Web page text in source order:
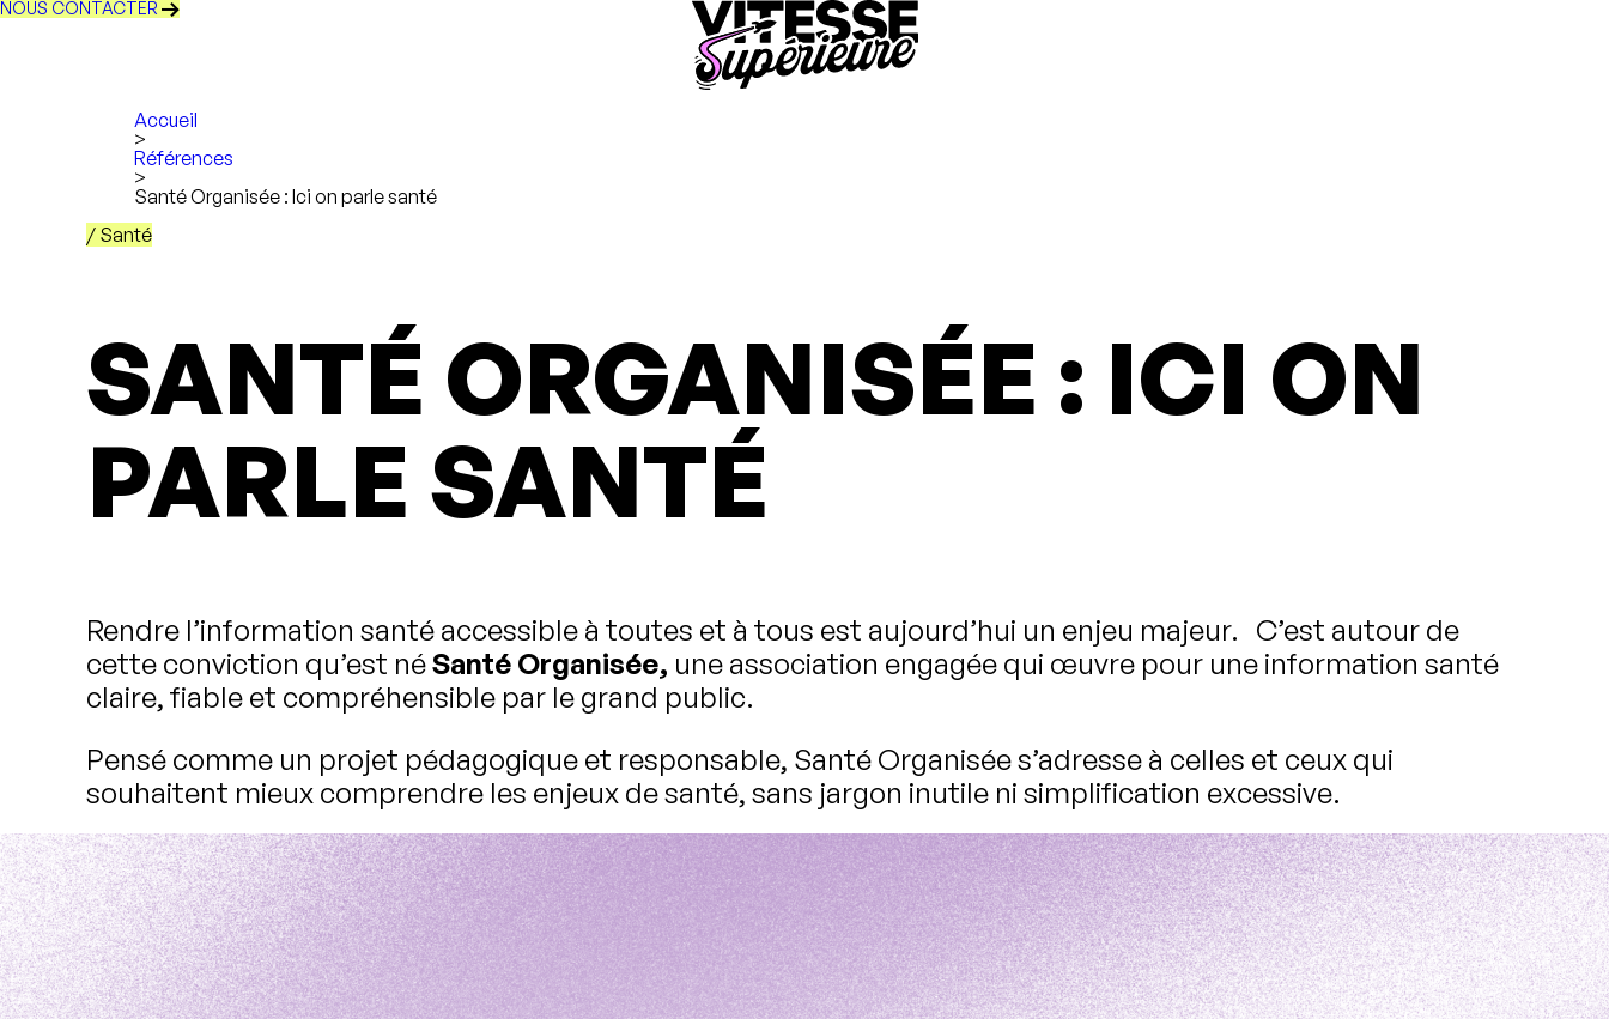
NOUS CONTACTER
Accueil
>
Références
>
Santé Organisée : Ici on parle santé
/ Santé
SANTÉ ORGANISÉE : ICI ON
PARLE SANTÉ
Rendre l’information santé accessible à toutes et à tous est aujourd’hui un enjeu majeur. C’est autour de
cette conviction qu’est néSanté Organisée, une association engagée qui œuvre pour une information santé
claire, fiable et compréhensible par le grand public.
Pensé comme un projet pédagogique et responsable, Santé Organisée s’adresse à celles et ceux qui
souhaitent mieux comprendre les enjeux de santé, sans jargon inutile ni simplification excessive.